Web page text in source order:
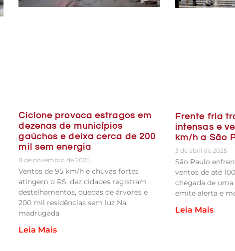
Ciclone provoca estragos em
dezenas de municípios
gaúchos e deixa cerca de 200
mil sem energia
8 de novembro de 2025
Ventos de 95 km/h e chuvas fortes
atingem o RS; dez cidades registram
destelhamentos, quedas de árvores e
200 mil residências sem luz Na
madrugada
Leia Mais
Frente fria
intensas e
km/h a São
3 de abril de 2025
São Paulo
ventos de até
chegada de
emite alerta e
Leia Mais